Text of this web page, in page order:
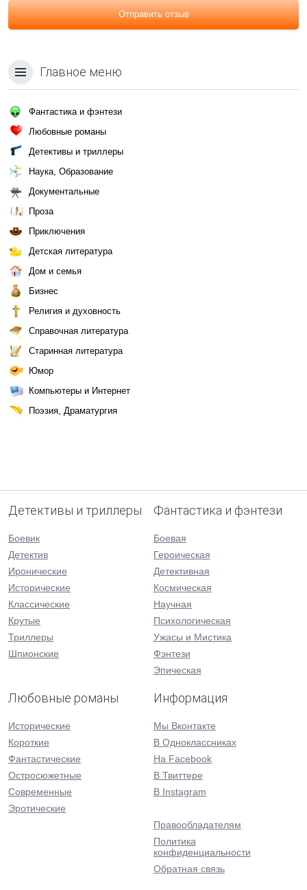
Отправить отзыв
Главное меню
Фантастика и фэнтези
Любовные романы
Детективы и триллеры
Наука, Образование
Документальные
Проза
Приключения
Детская литература
Дом и семья
Бизнес
Религия и духовность
Справочная литература
Старинная литература
Юмор
Компьютеры и Интернет
Поэзия, Драматургия
Детективы и триллеры
Боевик
Детектив
Иронические
Исторические
Классические
Крутые
Триллеры
Шпионские
Фантастика и фэнтези
Боевая
Героическая
Детективная
Космическая
Научная
Психологическая
Ужасы и Мистика
Фэнтези
Эпическая
Любовные романы
Исторические
Короткие
Фантастические
Остросюжетные
Современные
Эротические
Информация
Мы Вконтакте
В Одноклассниках
На Facebook
В Твиттере
В Instagram
Правообладателям
Политика
конфиденциальности
Обратная связь